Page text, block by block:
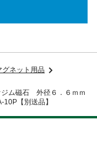
グネット用品
ジム磁石 外径６．６ｍｍ
【別送品】